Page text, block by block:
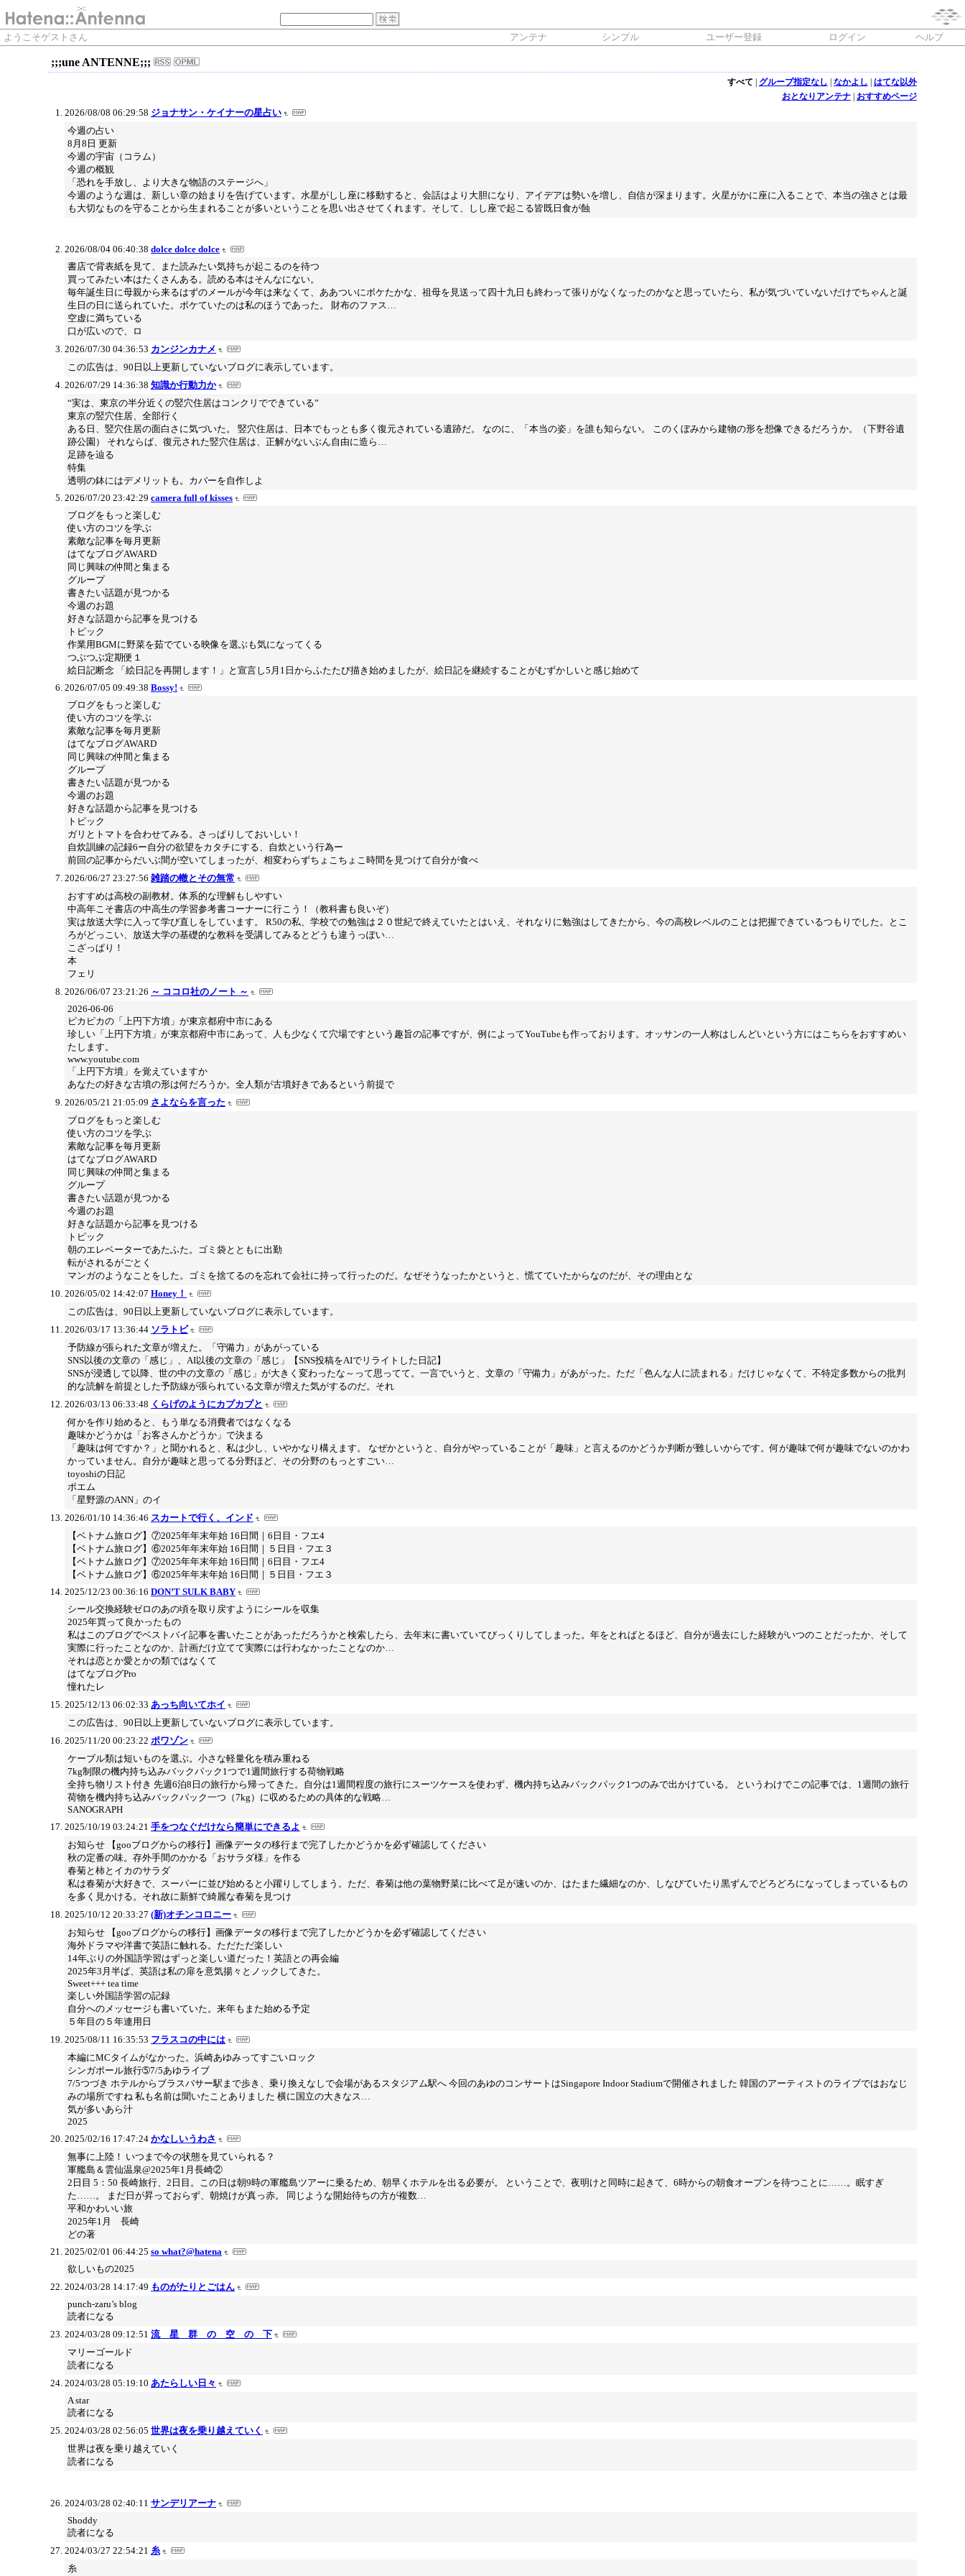
ようこそゲストさん アンテナ シンプル ユーザー登録 ログイン ヘルプ
;;;une ANTENNE;;;
すべて グループ指定なし なかよし
はてな以外
おとなりアンテナ| おすすめページ
2026/08/08 06:29:58 ジョナサン・ケイナーの星占い
今週の占い
8月8日 更新
今週の宇宙（コラム）
今週の概観
「恐れを手放し、より大きな物語のステージへ」
今週のような週は、新しい章の始まりを告げています。水星がしし座に移動すると、会話はより大胆になり、アイデアは勢いを増し、自信が深まります。火星がかに座に入ることで、本当の強さとは最
も大切なものを守ることから生まれることが多いということを思い出させてくれます。そして、しし座で起こる皆既日食が蝕
2026/08/04 06:40:38 dolce dolce dolce
書店で背表紙を見て、また読みたい気持ちが起こるのを待つ
買ってみたい本はたくさんある。読める本はそんなにない。
毎年誕生日に母親から来るはずのメールが今年は来なくて、ああついにボケたかな、祖母を見送って四十九日も終わって張りがなくなったのかなと思っていたら、私が気づいていないだけでちゃんと誕
生日の日に送られていた。ボケていたのは私のほうであった。 財布のファス…
空虚に満ちている
口が広いので、ロ
2026/07/30 04:36:53 カンジンカナメ
この広告は、90日以上更新していないブログに表示しています。
2026/07/29 14:36:38 知識か行動力か
“実は、東京の半分近くの竪穴住居はコンクリでできている”
東京の竪穴住居、全部行く
ある日、竪穴住居の面白さに気づいた。 竪穴住居は、日本でもっとも多く復元されている遺跡だ。 なのに、「本当の姿」を誰も知らない。 このくぼみから建物の形を想像できるだろうか。（下野谷遺
跡公園） それならば、復元された竪穴住居は、正解がないぶん自由に造ら…
足跡を辿る
特集
透明の鉢にはデメリットも。カバーを自作しよ
2026/07/20 23:42:29 camera full of kisses
ブログをもっと楽しむ
使い方のコツを学ぶ
素敵な記事を毎月更新
はてなブログAWARD
同じ興味の仲間と集まる
グループ
書きたい話題が見つかる
今週のお題
好きな話題から記事を見つける
トピック
作業用BGMに野菜を茹でている映像を選ぶも気になってくる
つぶつぶ定期便１
絵日記断念 「絵日記を再開します！」と宣言し5月1日からふたたび描き始めましたが、絵日記を継続することがむずかしいと感じ始めて
2026/07/05 09:49:38 Bossy!
ブログをもっと楽しむ
使い方のコツを学ぶ
素敵な記事を毎月更新
はてなブログAWARD
同じ興味の仲間と集まる
グループ
書きたい話題が見つかる
今週のお題
好きな話題から記事を見つける
トピック
ガリとトマトを合わせてみる。さっぱりしておいしい！
自炊訓練の記録6ー自分の欲望をカタチにする、自炊という行為ー
前回の記事からだいぶ間が空いてしまったが、相変わらずちょこちょこ時間を見つけて自分が食べ
2026/06/27 23:27:56 雑踏の轍とその無常
おすすめは高校の副教材。体系的な理解もしやすい
中高年こそ書店の中高生の学習参考書コーナーに行こう！（教科書も良いぞ）
実は放送大学に入って学び直しをしています。 R50の私、学校での勉強は２０世紀で終えていたとはいえ、それなりに勉強はしてきたから、今の高校レベルのことは把握できているつもりでした。とこ
ろがどっこい、放送大学の基礎的な教科を受講してみるとどうも違うっぽい…
こざっぱり！
本
フェリ
2026/06/07 23:21:26 ～ ココロ社のノート ～
2026-06-06
ピカピカの「上円下方墳」が東京都府中市にある
珍しい「上円下方墳」が東京都府中市にあって、人も少なくて穴場ですという趣旨の記事ですが、例によってYouTubeも作っております。オッサンの一人称はしんどいという方にはこちらをおすすめい
たします。
www.youtube.com
「上円下方墳」を覚えていますか
あなたの好きな古墳の形は何だろうか。全人類が古墳好きであるという前提で
2026/05/21 21:05:09 さよならを言った
ブログをもっと楽しむ
使い方のコツを学ぶ
素敵な記事を毎月更新
はてなブログAWARD
同じ興味の仲間と集まる
グループ
書きたい話題が見つかる
今週のお題
好きな話題から記事を見つける
トピック
朝のエレベーターであたふた。ゴミ袋とともに出勤
転がされるがごとく
マンガのようなことをした。ゴミを捨てるのを忘れて会社に持って行ったのだ。なぜそうなったかというと、慌てていたからなのだが、その理由とな
2026/05/02 14:42:07 Honey！
この広告は、90日以上更新していないブログに表示しています。
2026/03/17 13:36:44 ソラトビ
予防線が張られた文章が増えた。「守備力」があがっている
SNS以後の文章の「感じ」、AI以後の文章の「感じ」【SNS投稿をAIでリライトした日記】
SNSが浸透して以降、世の中の文章の「感じ」が大きく変わったな～って思ってて。一言でいうと、文章の「守備力」があがった。ただ「色んな人に読まれる」だけじゃなくて、不特定多数からの批判
的な読解を前提とした予防線が張られている文章が増えた気がするのだ。それ
2026/03/13 06:33:48 くらげのようにカプカプと
何かを作り始めると、もう単なる消費者ではなくなる
趣味かどうかは「お客さんかどうか」で決まる
「趣味は何ですか？」と聞かれると、私は少し、いやかなり構えます。 なぜかというと、自分がやっていることが「趣味」と言えるのかどうか判断が難しいからです。何が趣味で何が趣味でないのかわ
かっていません。自分が趣味と思ってる分野ほど、その分野のもっとすごい…
toyoshiの日記
ポエム
「星野源のANN」のイ
2026/01/10 14:36:46 スカートで行く、インド
【ベトナム旅ログ】⑦2025年年末年始 16日間｜6日目・フエ4
【ベトナム旅ログ】⑥2025年年末年始 16日間｜５日目・フエ３
【ベトナム旅ログ】⑦2025年年末年始 16日間｜6日目・フエ4
【ベトナム旅ログ】⑥2025年年末年始 16日間｜５日目・フエ３
2025/12/23 00:36:16 DON’T SULK BABY
シール交換経験ゼロのあの頃を取り戻すようにシールを収集
2025年買って良かったもの
私はこのブログでベストバイ記事を書いたことがあっただろうかと検索したら、去年末に書いていてびっくりしてしまった。年をとればとるほど、自分が過去にした経験がいつのことだったか、そして
実際に行ったことなのか、計画だけ立てて実際には行わなかったことなのか…
それは恋とか愛とかの類ではなくて
はてなブログPro
憧れたレ
2025/12/13 06:02:33 あっち向いてホイ
この広告は、90日以上更新していないブログに表示しています。
2025/11/20 00:23:22 ポワゾン
ケーブル類は短いものを選ぶ。小さな軽量化を積み重ねる
7kg制限の機内持ち込みバックパック1つで1週間旅行する荷物戦略
全持ち物リスト付き 先週6泊8日の旅行から帰ってきた。自分は1週間程度の旅行にスーツケースを使わず、機内持ち込みバックパック1つのみで出かけている。 というわけでこの記事では、1週間の旅行
荷物を機内持ち込みバックパック一つ（7kg）に収めるための具体的な戦略…
SANOGRAPH
2025/10/19 03:24:21 手をつなぐだけなら簡単にできるよ
お知らせ 【gooブログからの移行】画像データの移行まで完了したかどうかを必ず確認してください
秋の定番の味。存外手間のかかる「おサラダ様」を作る
春菊と柿とイカのサラダ
私は春菊が大好きで、スーパーに並び始めると小躍りしてしまう。ただ、春菊は他の葉物野菜に比べて足が速いのか、はたまた繊細なのか、しなびていたり黒ずんでどろどろになってしまっているもの
を多く見かける。それ故に新鮮で綺麗な春菊を見つけ
2025/10/12 20:33:27 (新)オチンコロニー
お知らせ 【gooブログからの移行】画像データの移行まで完了したかどうかを必ず確認してください
海外ドラマや洋書で英語に触れる。ただただ楽しい
14年ぶりの外国語学習はずっと楽しい道だった！英語との再会編
2025年3月半ば、英語は私の扉を意気揚々とノックしてきた。
Sweet+++ tea time
楽しい外国語学習の記録
自分へのメッセージも書いていた。来年もまた始める予定
５年目の５年連用日
2025/08/11 16:35:53 フラスコの中には
本編にMCタイムがなかった。浜崎あゆみってすごいロック
シンガポール旅行➄7/5あゆライブ
7/5つづき ホテルからブラスバサー駅まで歩き、乗り換えなしで会場があるスタジアム駅へ 今回のあゆのコンサートはSingapore Indoor Stadiumで開催されました 韓国のアーティストのライブではおなじ
みの場所ですね 私も名前は聞いたことありました 横に国立の大きなス…
気が多いあら汁
2025
2025/02/16 17:47:24 かなしいうわさ
無事に上陸！ いつまで今の状態を見ていられる？
軍艦島＆雲仙温泉@2025年1月長崎②
2日目 5：50 長崎旅行、2日目。この日は朝9時の軍艦島ツアーに乗るため、朝早くホテルを出る必要が。 ということで、夜明けと同時に起きて、6時からの朝食オープンを待つことに……。眠すぎ
た……。 まだ日が昇っておらず、朝焼けが真っ赤。 同じような開始待ちの方が複数…
平和かわいい旅
2025年1月 長崎
どの著
2025/02/01 06:44:25 so what?@hatena
欲しいもの2025
2024/03/28 14:17:49 ものがたりとごはん
punch-zaru’s blog
読者になる
2024/03/28 09:12:51 流 星 群 の 空 の 下
マリーゴールド
読者になる
2024/03/28 05:19:10 あたらしい日々
A star
読者になる
2024/03/28 02:56:05 世界は夜を乗り越えていく
世界は夜を乗り越えていく
読者になる
2024/03/28 02:40:11 サンデリアーナ
Shoddy
読者になる
2024/03/27 22:54:21 糸
糸